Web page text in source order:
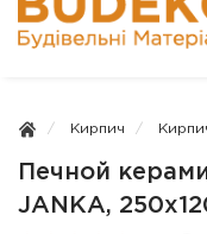
Кирпич
Печной
JANKA,